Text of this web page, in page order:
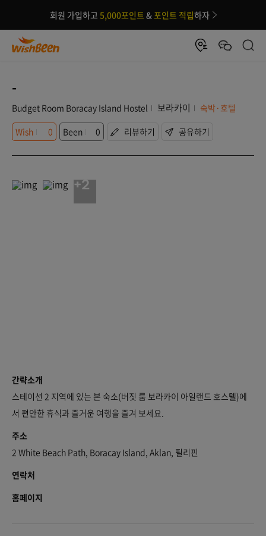
회원 가입하고 5,000포인트 &포인트 적립하자
-
Budget Room Boracay Island Hostel 보라카이
숙박·호텔
Wish
0 Been 0 리뷰하기 공유하기
+2
간략소개
스테이션 2 지역에 있는 본 숙소(버짓 룸 보라카이 아일랜드 호스텔)에
서 편안한 휴식과 즐거운 여행을 즐겨 보세요.
주소
2 White Beach Path, Boracay Island, Aklan, 필리핀
연락처
홈페이지